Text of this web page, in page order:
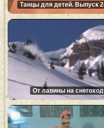
Танцы для детей. Выпуск
От лавины на